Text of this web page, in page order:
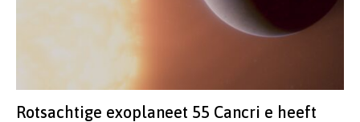
Rotsachtige exoplaneet 55 Cancri e heeft